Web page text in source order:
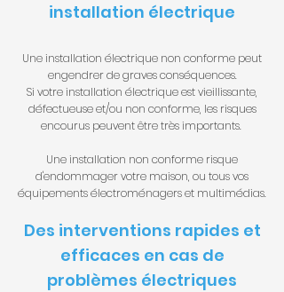
installation électrique
Une installation électrique non conforme peut
engendrer de graves conséquences.
Si votre installation électrique est vieillissante,
défectueuse et/ou non conforme, les risques
encourus peuvent être très importants.
Une installation non conforme risque
d'endommager votre maison, ou tous vos
équipements électroménagers et multimédias.
Des interventions rapides et
efficaces en cas de
problèmes électriques